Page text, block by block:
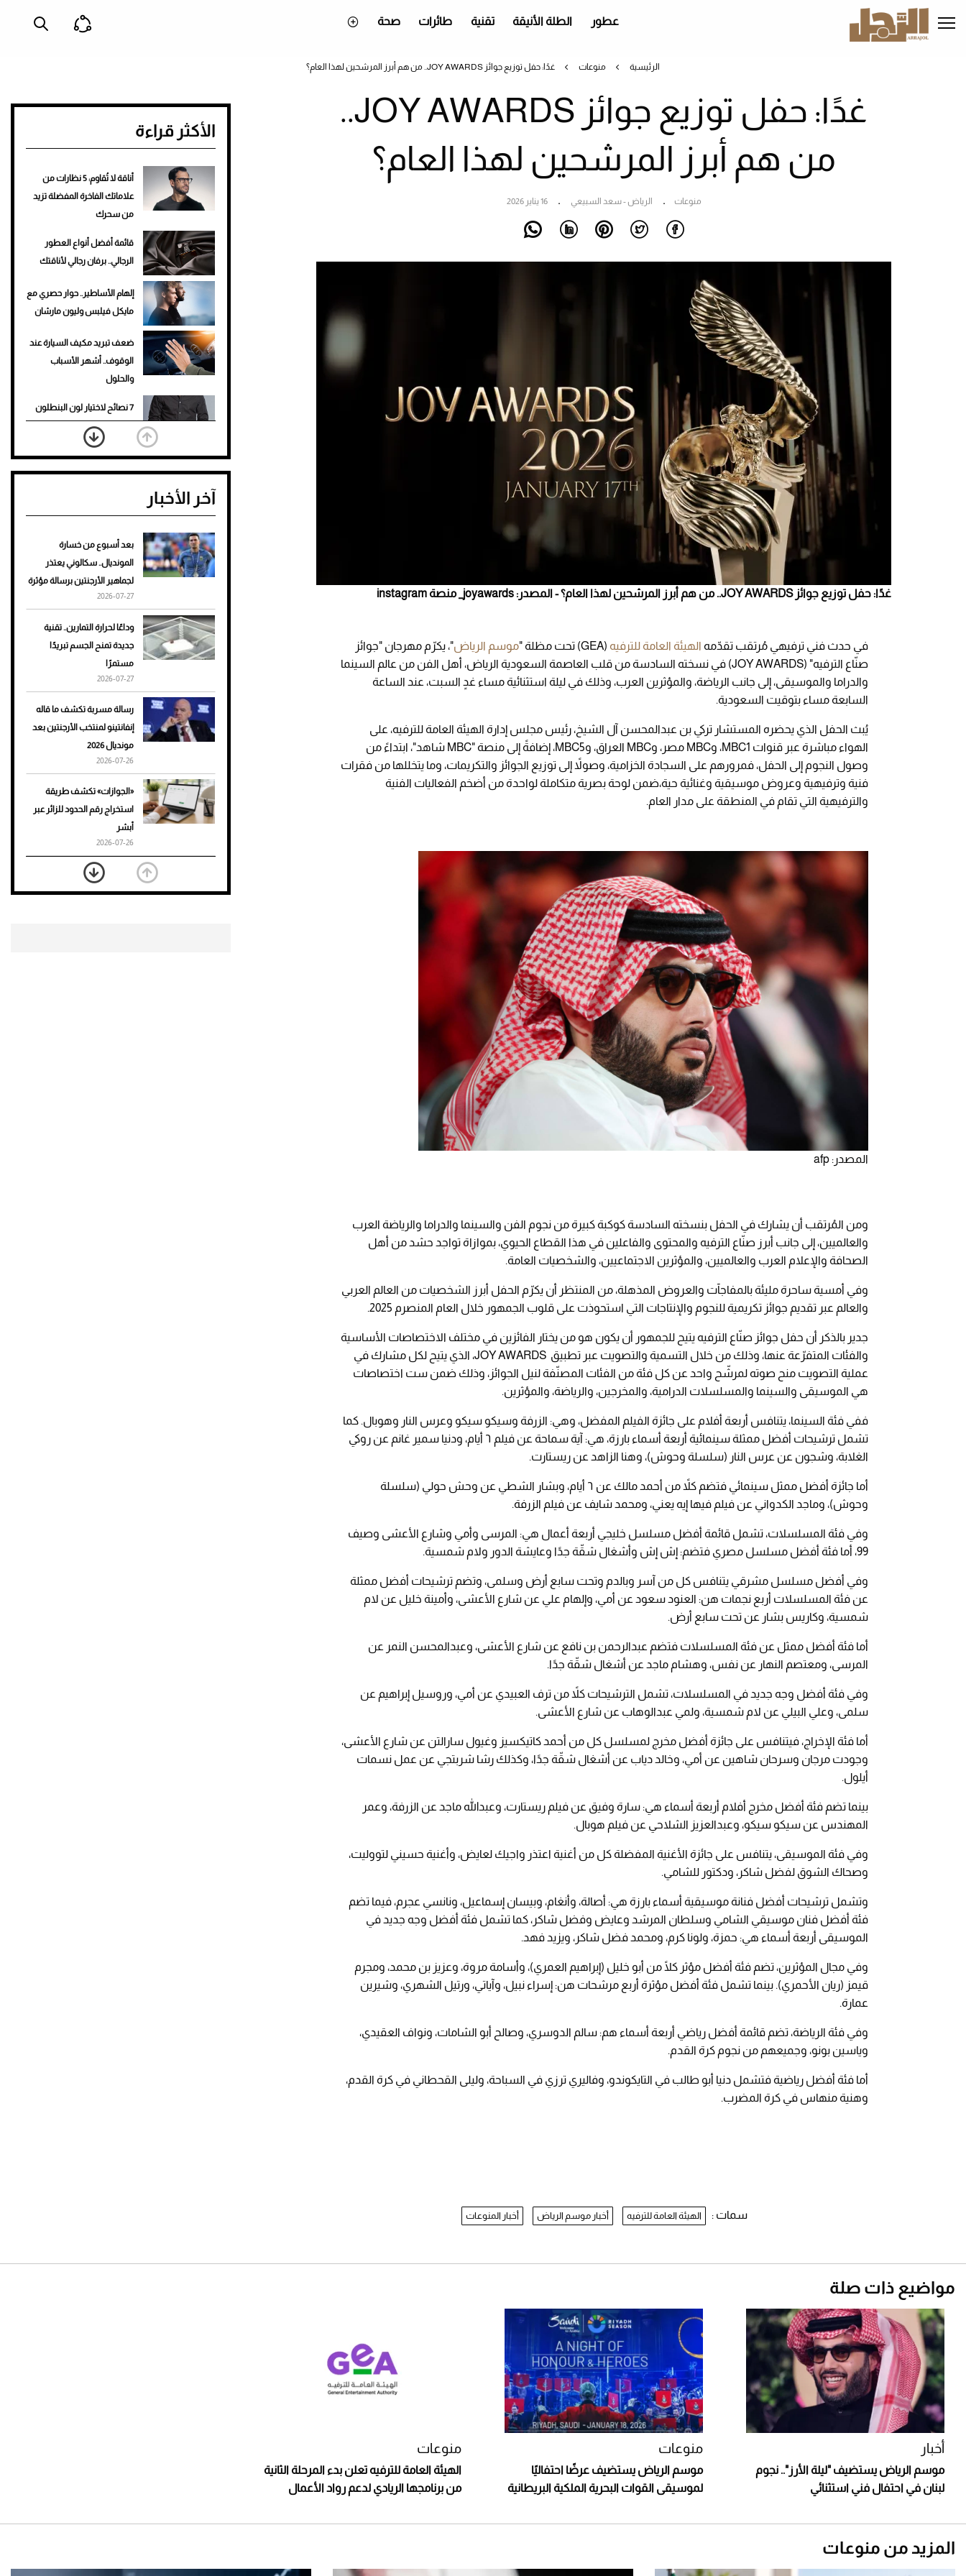
إلى
المحتوى
عطور الطلة الأنيقة تقنية طائرات صحة
الرئيسية منوعات غدًا: حفل توزيع جوائز JOY AWARDS.. من هم أبرز المرشحين لهذا العام؟
غدًا: حفل توزيع جوائز JOY AWARDS..
من هم أبرز المرشحين لهذا العام؟
منوعات الرياض - سعد السبيعي 16 يناير 2026
غدًا: حفل توزيع جوائز JOY AWARDS.. من هم أبرز المرشحين لهذا العام؟ - المصدر: joyawards_ منصة instagram
في حدث فني ترفيهي مُرتقب تقدّمه الهيئة العامة للترفيه (GEA) تحت مظلة " موسم الرياض"، يكرّم مهرجان "جوائز
صنّاع الترفيه" (JOY AWARDS) في نسخته السادسة من قلب العاصمة السعودية الرياض، أهل الفن من عالم السينما
والدراما والموسيقى، إلى جانب الرياضة، والمؤثرين العرب، وذلك في ليلة استثنائية مساء غدٍ السبت، عند الساعة
السابعة مساء بتوقيت السعودية.
يُبث الحفل الذي يحضره المستشار تركي بن عبدالمحسن آل الشيخ، رئيس مجلس إدارة الهيئة العامة للترفيه، على
الهواء مباشرة عبر قنوات MBC1، وMBC مصر، وMBC العراق، وMBC5، إضافةً إلى منصة "MBC شاهد"، ابتداءً من
وصول النجوم إلى الحفل، فمرورهم على السجادة الخزامية، وصولاً إلى توزيع الجوائز والتكريمات، وما يتخللها من فقرات
فنية وترفيهية وعروض موسيقية وغنائية حية،ضمن لوحة بصرية متكاملة لواحدة من أضخم الفعاليات الفنية
والترفيهية التي تقام في المنطقة على مدار العام.
المصدر: afp
ومن المُرتقب أن يشارك في الحفل بنسخته السادسة كوكبة كبيرة من نجوم الفن والسينما والدراما والرياضة العرب
والعالميين، إلى جانب أبرز صنّاع الترفيه والمحتوى والفاعلين في هذا القطاع الحيوي، بموازاة تواجد حشد من أهل
الصحافة والإعلام العرب والعالميين، والمؤثرين الاجتماعيين، والشخصيات العامة.
وفي أمسية ساحرة مليئة بالمفاجآت والعروض المذهلة، من المنتظر أن يكرّم الحفل أبرز الشخصيات من العالم العربي
والعالم عبر تقديم جوائز تكريمية للنجوم والإنتاجات التي استحوذت على قلوب الجمهور خلال العام المنصرم 2025.
جدير بالذكر أن حفل جوائز صنّاع الترفيه يتيح للجمهور أن يكون هو من يختار الفائزين في مختلف الاختصاصات الأساسية
والفئات المتفرّعة عنها، وذلك من خلال التسمية والتصويت عبر تطبيق JOY AWARDS، الذي يتيح لكل مشارك في
عملية التصويت منح صوته لمرشّح واحد عن كل فئة من الفئات المصنّفة لنيل الجوائز، وذلك ضمن ست اختصاصات
هي الموسيقى والسينما والمسلسلات الدرامية، والمخرجين، والرياضة، والمؤثرين.
ففي فئة السينما، يتنافس أربعة أفلام على جائزة الفيلم المفضل، وهي: الزرفة وسيكو سيكو وعرس النار وهوبال. كما
تشمل ترشيحات أفضل ممثلة سينمائية أربعة أسماء بارزة، هي: آية سماحة عن فيلم ٦ أيام، ودنيا سمير غانم عن روكي
الغلابة، وشجون عن عرس النار (سلسلة وحوش)، وهنا الزاهد عن ريستارت.
أما جائزة أفضل ممثل سينمائي فتضم كلاً من أحمد مالك عن ٦ أيام، وبشار الشطي عن وحش حولي (سلسلة
وحوش)، وماجد الكدواني عن فيلم فيها إيه يعني، ومحمد شايف عن فيلم الزرفة.
وفي فئة المسلسلات، تشمل قائمة أفضل مسلسل خليجي أربعة أعمال هي: المرسى وأمي وشارع الأعشى وصيف
99، أما فئة أفضل مسلسل مصري فتضم: إش إش وأشغال شقّة جدًا وعايشة الدور ولام شمسية.
وفي أفضل مسلسل مشرقي يتنافس كل من آسر وبالدم وتحت سابع أرض وسلمى، وتضم ترشيحات أفضل ممثلة
عن فئة المسلسلات أربع نجمات هن: العنود سعود عن أمي، وإلهام علي عن شارع الأعشى، وأمينة خليل عن لام
شمسية، وكاريس بشار عن تحت سابع أرض.
أما فئة أفضل ممثل عن فئة المسلسلات فتضم عبدالرحمن بن نافع عن شارع الأعشى، وعبدالمحسن النمر عن
المرسى، ومعتصم النهار عن نفس، وهشام ماجد عن أشغال شقّة جدًا.
وفي فئة أفضل وجه جديد في المسلسلات، تشمل الترشيحات كلاً من ترف العبيدي عن أمي، وروسيل إبراهيم عن
سلمى، وعلي البيلي عن لام شمسية، ولمي عبدالوهاب عن شارع الأعشى.
أما فئة الإخراج، فيتنافس على جائزة أفضل مخرج لمسلسل كل من أحمد كاتيكسيز وغيول سارالتن عن شارع الأعشى،
وجودت مرجان وسرحان شاهين عن أمي، وخالد دياب عن أشغال شقّة جدًا، وكذلك رشا شربتجي عن عمل نسمات
أيلول.
بينما تضم فئة أفضل مخرج أفلام أربعة أسماء هي: سارة وفيق عن فيلم ريستارت، وعبدالله ماجد عن الزرفة، وعمر
المهندس عن سيكو سيكو، وعبدالعزيز الشلاحي عن فيلم هوبال.
وفي فئة الموسيقى، يتنافس على جائزة الأغنية المفضلة كل من أغنية اعتذر واجيك لعايض، وأغنية حسيني لتووليت،
وصحاك الشوق لفضل شاكر، ودكتور للشامي.
وتشمل ترشيحات أفضل فنانة موسيقية أسماء بارزة هي: أصالة، وأنغام، وبيسان إسماعيل، ونانسي عجرم، فيما تضم
فئة أفضل فنان موسيقي الشامي وسلطان المرشد وعايض وفضل شاكر، كما تشمل فئة أفضل وجه جديد في
الموسيقى أربعة أسماء هي: حمزة، ولونا كرم، ومحمد فضل شاكر، ويزيد فهد.
وفي مجال المؤثرين، تضم فئة أفضل مؤثر كلًا من أبو خليل (إبراهيم العمري)، وأسامة مروة، وعزيز بن محمد، ومجرم
قيمز (ريان الأحمري). بينما تشمل فئة أفضل مؤثرة أربع مرشحات هن: إسراء نبيل، وآياتي، ورتيل الشهري، وشيرين
عمارة.
وفي فئة الرياضة، تضم قائمة أفضل رياضي أربعة أسماء هم: سالم الدوسري، وصالح أبو الشامات، ونواف العقيدي،
وياسين بونو، وجميعهم من نجوم كرة القدم.
أما فئة أفضل رياضية فتشمل دنيا أبو طالب في التايكوندو، وفاليري ترزي في السباحة، وليلى القحطاني في كرة القدم،
وهنية منهاس في كرة المضرب.
الأكثر قراءة
أناقة لا تُقاوم: 5 نظارات من
علاماتك الفاخرة المفضلة تزيد
من سحرك
قائمة أفضل أنواع العطور
الرجالي.. برفان رجالي لأناقتك
إلهام الأساطير.. حوار حصري مع
مايكل فيلبس وليون مارشان
ضعف تبريد مكيف السيارة عند
الوقوف.. أشهر الأسباب
والحلول
7 نصائح لاختيار لون البنطلون
المناسب للقميص الأسود
نرى المستقبل من خلال
تصميماتنا.. كيف حجزت 1886
تمنحك فخامة استثنائية
هوى الأبطال
أفضل تدريج للشعر الطويل
لإطلالة جريئة وعصرية
للرجال
آخر الأخبار
بعد أسبوع من خسارة
المونديال.. سكالوني يعتذر
لجماهير الأرجنتين برسالة مؤثرة
2026-07-27
وداعًا لحرارة التمارين.. تقنية
جديدة تمنح الجسم تبريدًا
مستمرًا
2026-07-27
رسالة مسربة تكشف ما قاله
إنفانتينو لمنتخب الأرجنتين بعد
مونديال 2026
2026-07-26
«الجوازات» تكشف طريقة
استخراج رقم الحدود للزائر عبر
أبشر
2026-07-26
بعد 7 أشهر من تعرضه لحادث
مروع.. جوشوا يفوز على برينغا
سمات : الهيئة العامة للترفيه أخبار موسم الرياض أخبار المنوعات
مواضيع ذات صلة
أخبار
موسم الرياض يستضيف "ليلة الأرز".. نجوم
لبنان في احتفال فني استثنائي
منوعات
موسم الرياض يستضيف عرضًا احتفاليًا
لموسيقى القوات البحرية الملكية البريطانية
منوعات
الهيئة العامة للترفيه تعلن بدء المرحلة الثانية
من برنامجها الريادي لدعم رواد الأعمال
المزيد من منوعات